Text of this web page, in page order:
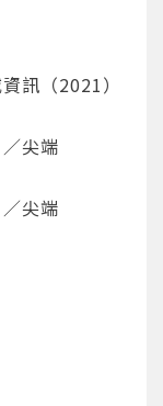
示重新登
出。
訊（2021）
尖端
尖端